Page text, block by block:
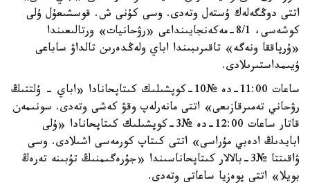
اتتى دوڭگەلەك ۇستەل وتەدى. وسى كۇنى ش. قوسشىعۇل ۇلى
كوشەسى، 8/1-مەكەنجايىنداعى «رۋحانيات» ورتالىعىندا
«ۇرپاققا ونەگە» تاقىرىبىندا اباي ولەڭدەرىن تالداۋ ساباعى
ۇيىمداستىرىلادى.
ساعات 11:00-دە №10-كوپشىلىك كىتاپحانادا «اباي - ۇلتتىڭ
رۋحاني تەمىرقازىعى» اتتى مانەرلەپ وقۋ كەشى وتەدى. سونىمەن
قاتار ساعات 12:00-دە №3-كوپشىلىك كىتاپحانادا «ۇلى
ابايدىڭ ادەبي مۇراسى» اتتى كىتاپ كورمەسى اشىلادى. وسى
ۋاقىتتا №3-بالالار كىتاپحاناسىندا «جۇرەگىمنىڭ تۇبىنە تەرەڭ
بويلا» اتتى پوەزيا ساعاتى وتەدى.